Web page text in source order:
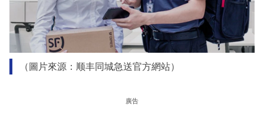
（圖片來源：顺丰同城急送官方網站）
廣告